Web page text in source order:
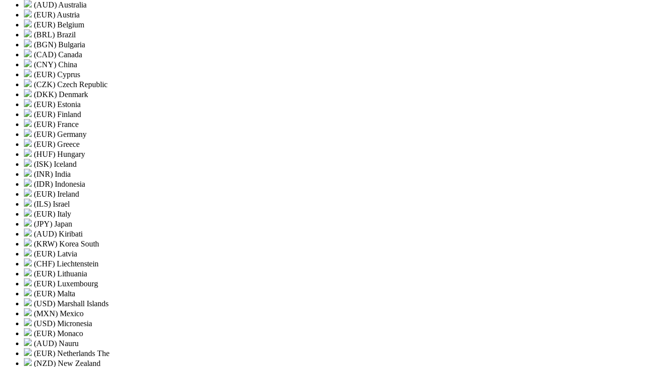
(AUD) Australia
(EUR) Austria
(EUR) Belgium
(BRL) Brazil
(BGN) Bulgaria
(CAD) Canada
(CNY) China
(EUR) Cyprus
(CZK) Czech Republic
(DKK) Denmark
(EUR) Estonia
(EUR) Finland
(EUR) France
(EUR) Germany
(EUR) Greece
(HUF) Hungary
(ISK) Iceland
(INR) India
(IDR) Indonesia
(EUR) Ireland
(ILS) Israel
(EUR) Italy
(JPY) Japan
(AUD) Kiribati
(KRW) Korea South
(EUR) Latvia
(CHF) Liechtenstein
(EUR) Lithuania
(EUR) Luxembourg
(EUR) Malta
(USD) Marshall Islands
(MXN) Mexico
(USD) Micronesia
(EUR) Monaco
(AUD) Nauru
(EUR) Netherlands The
(NZD) New Zealand